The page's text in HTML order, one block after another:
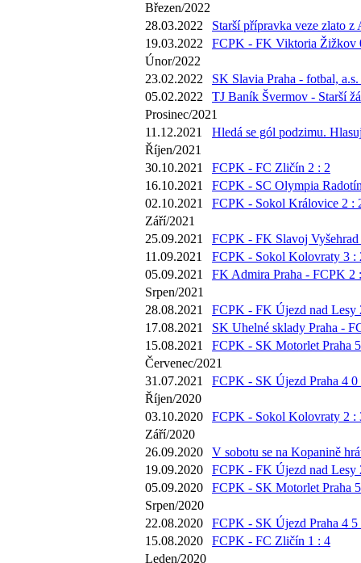
Březen/2022
28.03.2022
Starší přípravka veze zlato
19.03.2022
FCPK - FK Viktoria Žižkov
Únor/2022
23.02.2022
SK Slavia Praha - fotbal,
05.02.2022
TJ Baník Švermov - Starší
Prosinec/2021
11.12.2021
Hledá se gól podzimu.
Říjen/2021
30.10.2021
FCPK - FC Zličín 2 : 2
16.10.2021
FCPK - SC Olympia
02.10.2021
FCPK - Sokol Královice 2 :
Září/2021
25.09.2021
FCPK - FK Slavoj Vyšehrad
11.09.2021
FCPK - Sokol Kolovraty 3 :
05.09.2021
FK Admira Praha - FCPK 2
Srpen/2021
28.08.2021
FCPK - FK Újezd nad Lesy
17.08.2021
SK Uhelné sklady Praha -
15.08.2021
FCPK - SK Motorlet Praha
Červenec/2021
31.07.2021
FCPK - SK Újezd Praha 4 0
Říjen/2020
03.10.2020
FCPK - Sokol Kolovraty 2 :
Září/2020
26.09.2020
V sobotu se na Kopanině
19.09.2020
FCPK - FK Újezd nad Lesy
05.09.2020
FCPK - SK Motorlet Praha
Srpen/2020
22.08.2020
FCPK - SK Újezd Praha 4 5
15.08.2020
FCPK - FC Zličín 1 : 4
Leden/2020